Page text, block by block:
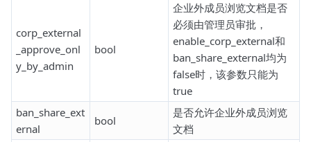
corp_external
_approve_onl
y_by_admin
bool
企业外成员浏览文档是否
必须由管理员审批，
enable_corp_external和
ban_share_external均为
false时，该参数只能为
true
ban_share_ext
ernal
bool
是否允许企业外成员浏览
文档